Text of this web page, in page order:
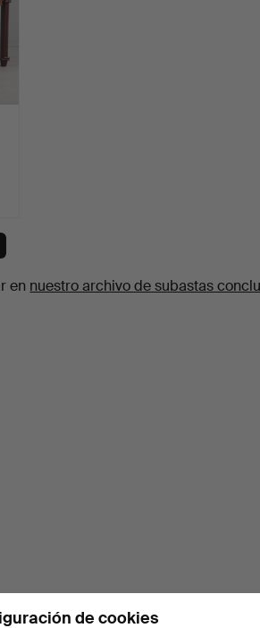
en nuestro archivo de subastas
de cookies